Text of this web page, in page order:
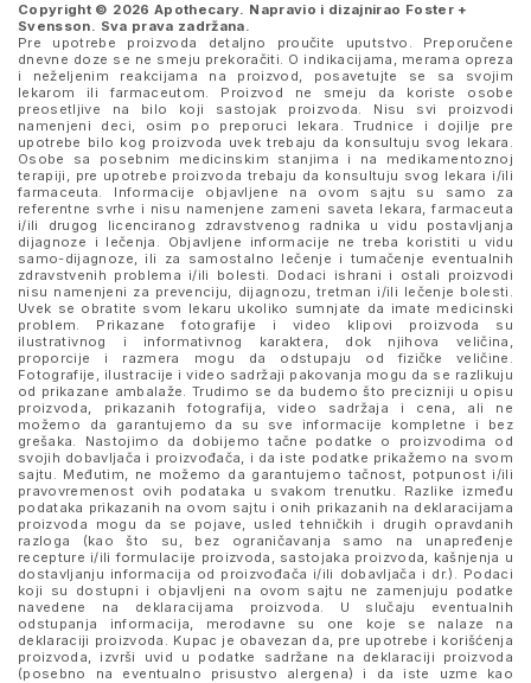
Copyright © 2026 Apothecary. Napravio i dizajnirao Foster +
Svensson. Sva prava zadržana.
Pre upotrebe proizvoda detaljno proučite uputstvo. Preporučene
dnevne doze se ne smeju prekoračiti. O indikacijama, merama opreza
i neželjenim reakcijama na proizvod, posavetujte se sa svojim
lekarom ili farmaceutom. Proizvod ne smeju da koriste osobe
preosetljive na bilo koji sastojak proizvoda. Nisu svi proizvodi
namenjeni deci, osim po preporuci lekara. Trudnice i dojilje pre
upotrebe bilo kog proizvoda uvek trebaju da konsultuju svog lekara.
Osobe sa posebnim medicinskim stanjima i na medikamentoznoj
terapiji, pre upotrebe proizvoda trebaju da konsultuju svog lekara i/ili
farmaceuta. Informacije objavljene na ovom sajtu su samo za
referentne svrhe i nisu namenjene zameni saveta lekara, farmaceuta
i/ili drugog licenciranog zdravstvenog radnika u vidu postavljanja
dijagnoze i lečenja. Objavljene informacije ne treba koristiti u vidu
samo-dijagnoze, ili za samostalno lečenje i tumačenje eventualnih
zdravstvenih problema i/ili bolesti. Dodaci ishrani i ostali proizvodi
nisu namenjeni za prevenciju, dijagnozu, tretman i/ili lečenje bolesti.
Uvek se obratite svom lekaru ukoliko sumnjate da imate medicinski
problem. Prikazane fotografije i video klipovi proizvoda su
ilustrativnog i informativnog karaktera, dok njihova veličina,
proporcije i razmera mogu da odstupaju od fizičke veličine.
Fotografije, ilustracije i video sadržaji pakovanja mogu da se razlikuju
od prikazane ambalaže. Trudimo se da budemo što precizniji u opisu
proizvoda, prikazanih fotografija, video sadržaja i cena, ali ne
možemo da garantujemo da su sve informacije kompletne i bez
grešaka. Nastojimo da dobijemo tačne podatke o proizvodima od
svojih dobavljača i proizvođača, i da iste podatke prikažemo na svom
sajtu. Međutim, ne možemo da garantujemo tačnost, potpunost i/ili
pravovremenost ovih podataka u svakom trenutku. Razlike između
podataka prikazanih na ovom sajtu i onih prikazanih na deklaracijama
proizvoda mogu da se pojave, usled tehničkih i drugih opravdanih
razloga (kao što su, bez ograničavanja samo na unapređenje
recepture i/ili formulacije proizvoda, sastojaka proizvoda, kašnjenja u
dostavljanju informacija od proizvođača i/ili dobavljača i dr.). Podaci
koji su dostupni i objavljeni na ovom sajtu ne zamenjuju podatke
navedene na deklaracijama proizvoda. U slučaju eventualnih
odstupanja informacija, merodavne su one koje se nalaze na
deklaraciji proizvoda. Kupac je obavezan da, pre upotrebe i korišćenja
proizvoda, izvrši uvid u podatke sadržane na deklaraciji proizvoda
(posebno na eventualno prisustvo alergena) i da iste uzme kao